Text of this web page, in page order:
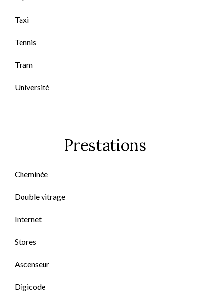
Taxi
Tennis
Tram
Université
Prestations
Cheminée
Double vitrage
Internet
Stores
Ascenseur
Digicode